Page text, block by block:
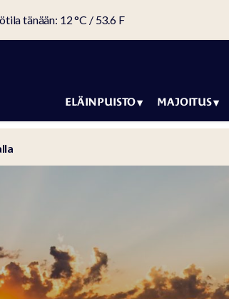
tänään: 12 °C / 53.6 F
ELÄINPUISTO
Eläinten
hyvinvointi
MAJOITUS
Lomahuvilat